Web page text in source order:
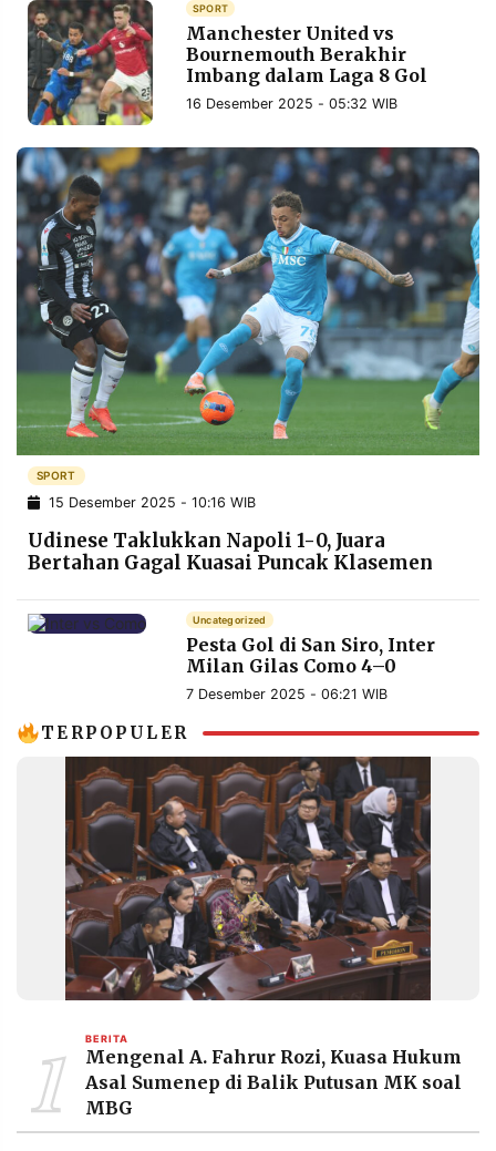
SPORT
Manchester United vs
Bournemouth Berakhir
Imbang dalam Laga 8 Gol
16 Desember 2025 - 05:32 WIB
SPORT
15 Desember 2025 - 10:16 WIB
Udinese Taklukkan Napoli 1-0, Juara
Bertahan Gagal Kuasai Puncak Klasemen
Uncategorized
Pesta Gol di San Siro, Inter
Milan Gilas Como 4–0
7 Desember 2025 - 06:21 WIB
TERPOPULER
1 BERITA
Mengenal A. Fahrur Rozi, Kuasa Hukum
Asal Sumenep di Balik Putusan MK soal
MBG